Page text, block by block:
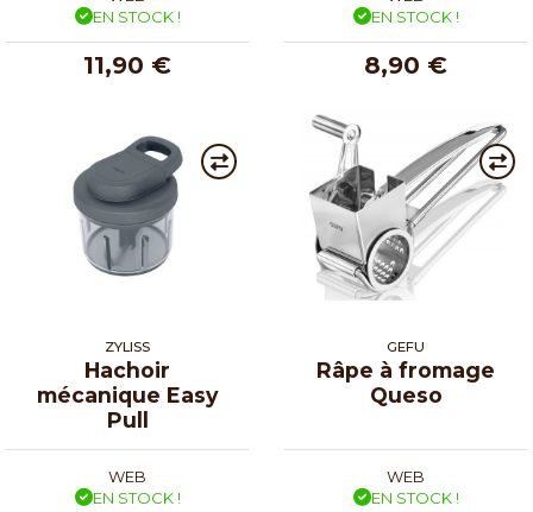
EN STOCK !
11,90 €
EN STOCK !
8,90 €
ZYLISS
Hachoir
mécanique Easy
Pull
WEB
EN STOCK !
GEFU
Râpe à fromage
Queso
WEB
EN STOCK !